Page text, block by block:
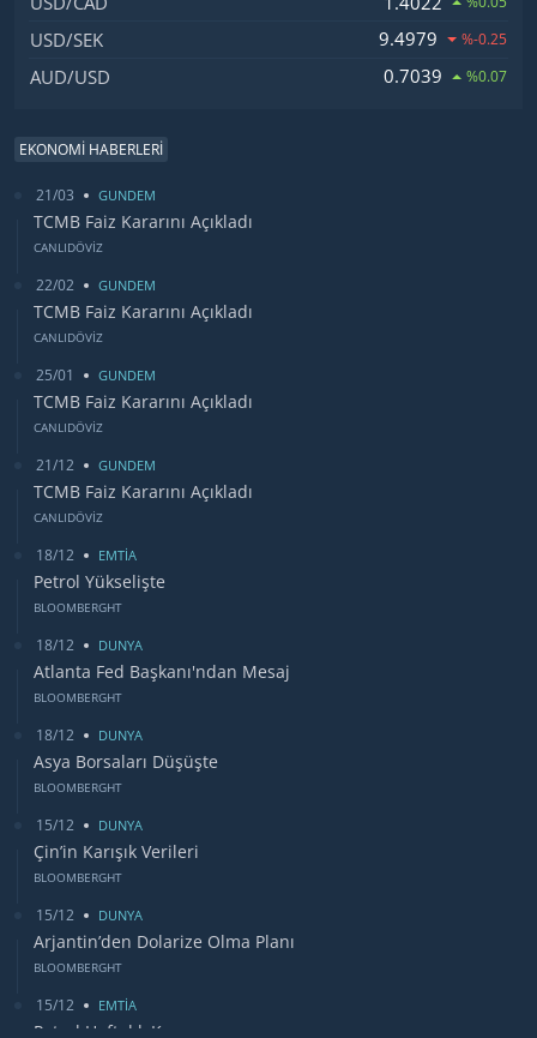
USD/SEK 9.4979 %-0.25
AUD/USD 0.7039 %0.07
EKONOMİ HABERLERİ
21/03 GUNDEM
TCMB Faiz Kararını Açıkladı
CANLIDÖVİZ
22/02 GUNDEM
TCMB Faiz Kararını Açıkladı
CANLIDÖVİZ
25/01 GUNDEM
TCMB Faiz Kararını Açıkladı
CANLIDÖVİZ
21/12 GUNDEM
TCMB Faiz Kararını Açıkladı
CANLIDÖVİZ
18/12 EMTİA
Petrol Yükselişte
BLOOMBERGHT
18/12 DUNYA
Atlanta Fed Başkanı'ndan Mesaj
BLOOMBERGHT
18/12 DUNYA
Asya Borsaları Düşüşte
BLOOMBERGHT
15/12 DUNYA
Çin’in Karışık Verileri
BLOOMBERGHT
15/12 DUNYA
Arjantin’den Dolarize Olma Planı
BLOOMBERGHT
15/12 EMTİA
Petrol Haftalık Kazancı